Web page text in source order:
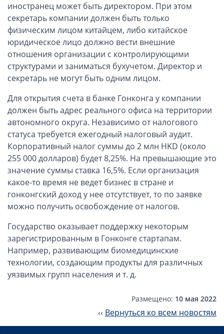
Гражданство Вануату
Гражданство Сьерра-Леоне
Европейские и резидентные компании
Английские партнерства LLP
Ирландские компании LTD
Ирландские партнерства LP
Компании в Сингапуре
Компании на Кипре
Канадские компании LTD
Канадские партнерства LP
Компании в США (Флорида)
Оффшорные компании
Оффшоры на БВО (BVI)
Оффшоры на Маршалловых Островах
Оффшоры в Панаме
Финансовая отчетность
иностранец может быть директором. При этом
секретарь компании должен быть только
физическим лицом китайцем, либо китайское
юридическое лицо должно вести внешние
отношения организации с контролирующими
структурами и заниматься бухучетом. Директор и
секретарь не могут быть одним лицом.
Для открытия счета в банке Гонконга у компании
должен быть адрес реального офиса на территории
автономного округа. Независимо от налогового
статуса требуется ежегодный налоговый аудит.
Корпоративный налог суммы до 2 млн HKD (около
255 000 долларов) будет 8,25%. На превышающие это
значение суммы ставка 16,5%. Если организация
какое-то время не ведет бизнес в стране и
гонконгский доход у нее отсутствует, то по заявке
можно получить освобождение от налогов.
Государство оказывает поддержку некоторым
зарегистрированным в Гонконге стартапам.
Например, развивающим биомедицинские
технологии, создающим продукты для различных
уязвимых групп населения и т. д.
Размещено: 10 мая 2022
‹‹ Вернуться ко всем новостям